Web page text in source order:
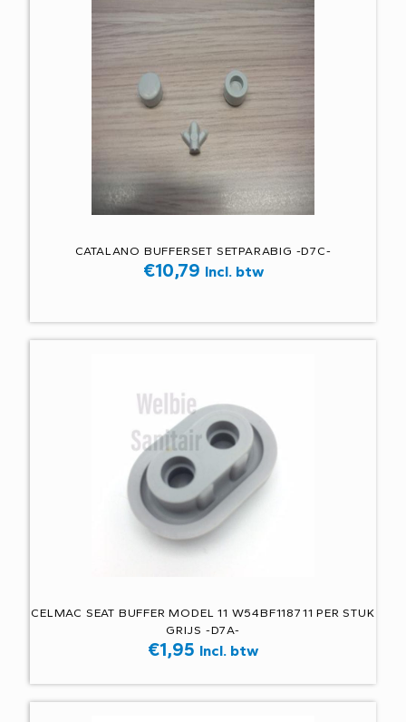
CATALANO BUFFERSET SETPARABIG -D7C-
€10,79 Incl. btw
CELMAC SEAT BUFFER MODEL 11 W54BF118711 PER STUK
GRIJS -D7A-
€1,95 Incl. btw